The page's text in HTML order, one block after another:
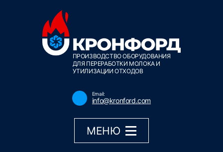
ПРОИЗВОДСТВО ОБОРУДОВАНИЯ
ДЛЯ ПЕРЕРАБОТКИ МОЛОКА И
УТИЛИЗАЦИИ ОТХОДОВ
Email:
info@kronford.com
МЕНЮ